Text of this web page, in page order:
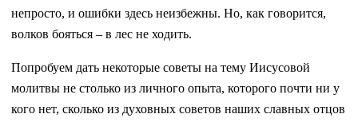
непросто, и ошибки здесь неизбежны. Но, как говорится,
волков бояться – в лес не ходить.
Попробуем дать некоторые советы на тему Иисусовой
молитвы не столько из личного опыта, которого почти ни у
кого нет, сколько из духовных советов наших славных отцов